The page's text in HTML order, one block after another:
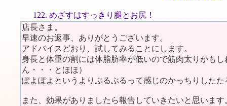
122. めざすはすっきり腿とお尻！
店長さま。
早速のお返事、ありがとうございます。
アドバイスどおり、試してみることにします。
身長と体重の割には体脂肪率が低いので筋肉太りかも
ん・・・とほほ）
ぽよぽよというよりぶるぶるって感じのかっちりした
また、効果がありましたら報告していきたいと思います